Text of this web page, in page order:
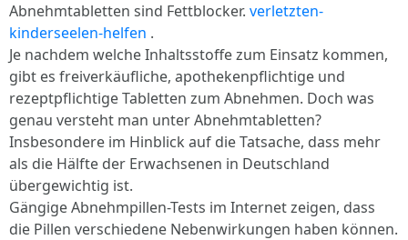
Abnehmtabletten sind Fettblocker. verletzten-
kinderseelen-helfen .
Je nachdem welche Inhaltsstoffe zum Einsatz kommen,
gibt es freiverkäufliche, apothekenpflichtige und
rezeptpflichtige Tabletten zum Abnehmen. Doch was
genau versteht man unter Abnehmtabletten?
Insbesondere im Hinblick auf die Tatsache, dass mehr
als die Hälfte der Erwachsenen in Deutschland
übergewichtig ist.
Gängige Abnehmpillen-Tests im Internet zeigen, dass
die Pillen verschiedene Nebenwirkungen haben können.